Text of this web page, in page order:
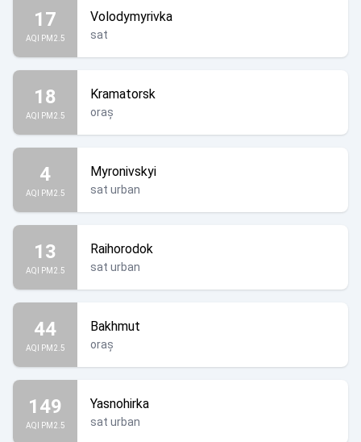
17
AQI PM2.5
Volodymyrivka
sat
18
AQI PM2.5
Kramatorsk
oraș
4
AQI PM2.5
Myronivskyi
sat urban
13
AQI PM2.5
Raihorodok
sat urban
44
AQI PM2.5
Bakhmut
oraș
149
AQI PM2.5
Yasnohirka
sat urban